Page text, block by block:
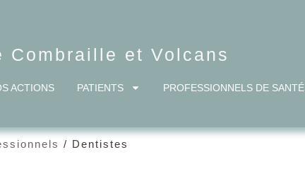
Combraille et Volcans
ACTIONS PATIENTS PROFESSIONNELS DE SANTÉ
/ Dentistes